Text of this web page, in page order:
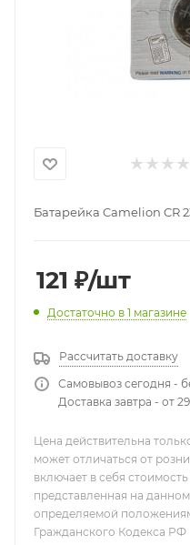
Батарейка Camelion CR
121 ₽/шт
Достаточно в 1 магазине
Рассчитать доставку
Самовывоз сегодня -
Доставка завтра - от
Цена действительна
может отличаться от
включает в себя
представленная на
определяемой
Гражданского Кодекса РФ